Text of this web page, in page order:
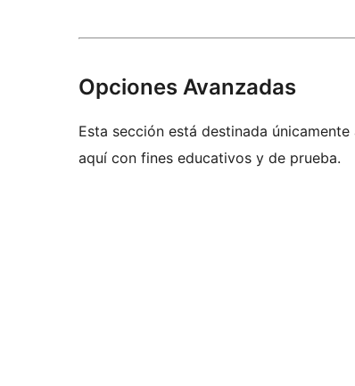
Opciones Avanzadas
Esta sección está destinada
aquí con fines educativos y de prueba.